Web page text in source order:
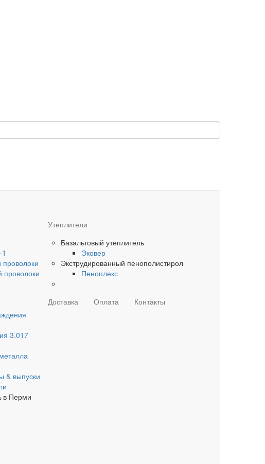
проволоки
3.017
& выпуски
Утеплители
Базальтовый утеплитель
Эковер
Экструдированный пенополистирол
Пеноплекс
Доставка Оплата Контакты